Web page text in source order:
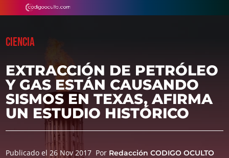
CIENCIA
EXTRACCIÓN DE PETRÓLEO
Y GAS ESTÁN CAUSANDO
SISMOS EN TEXAS, AFIRMA
UN ESTUDIO HISTÓRICO
Publicado el 26 Nov 2017 Por Redacción CODIGO OCULTO